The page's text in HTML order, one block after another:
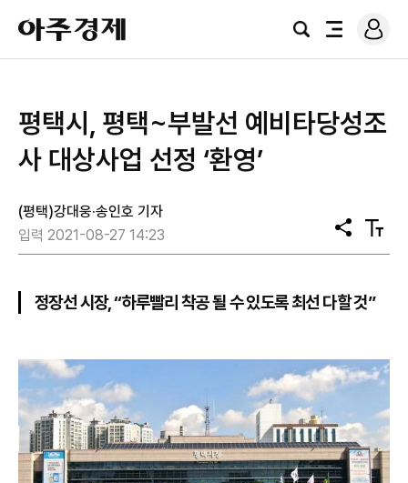
아
주
경
검
전
로
그
평택시, 평택~부발선 예비타당성조
사 대상사업 선정 ‘환영’
(평택)강대웅·송인호 기자
입력 2021-08-27 14:23
공
유
텍
스
기
정장선 시장, “하루빨리 착공 될 수 있도록 최선 다할 것”